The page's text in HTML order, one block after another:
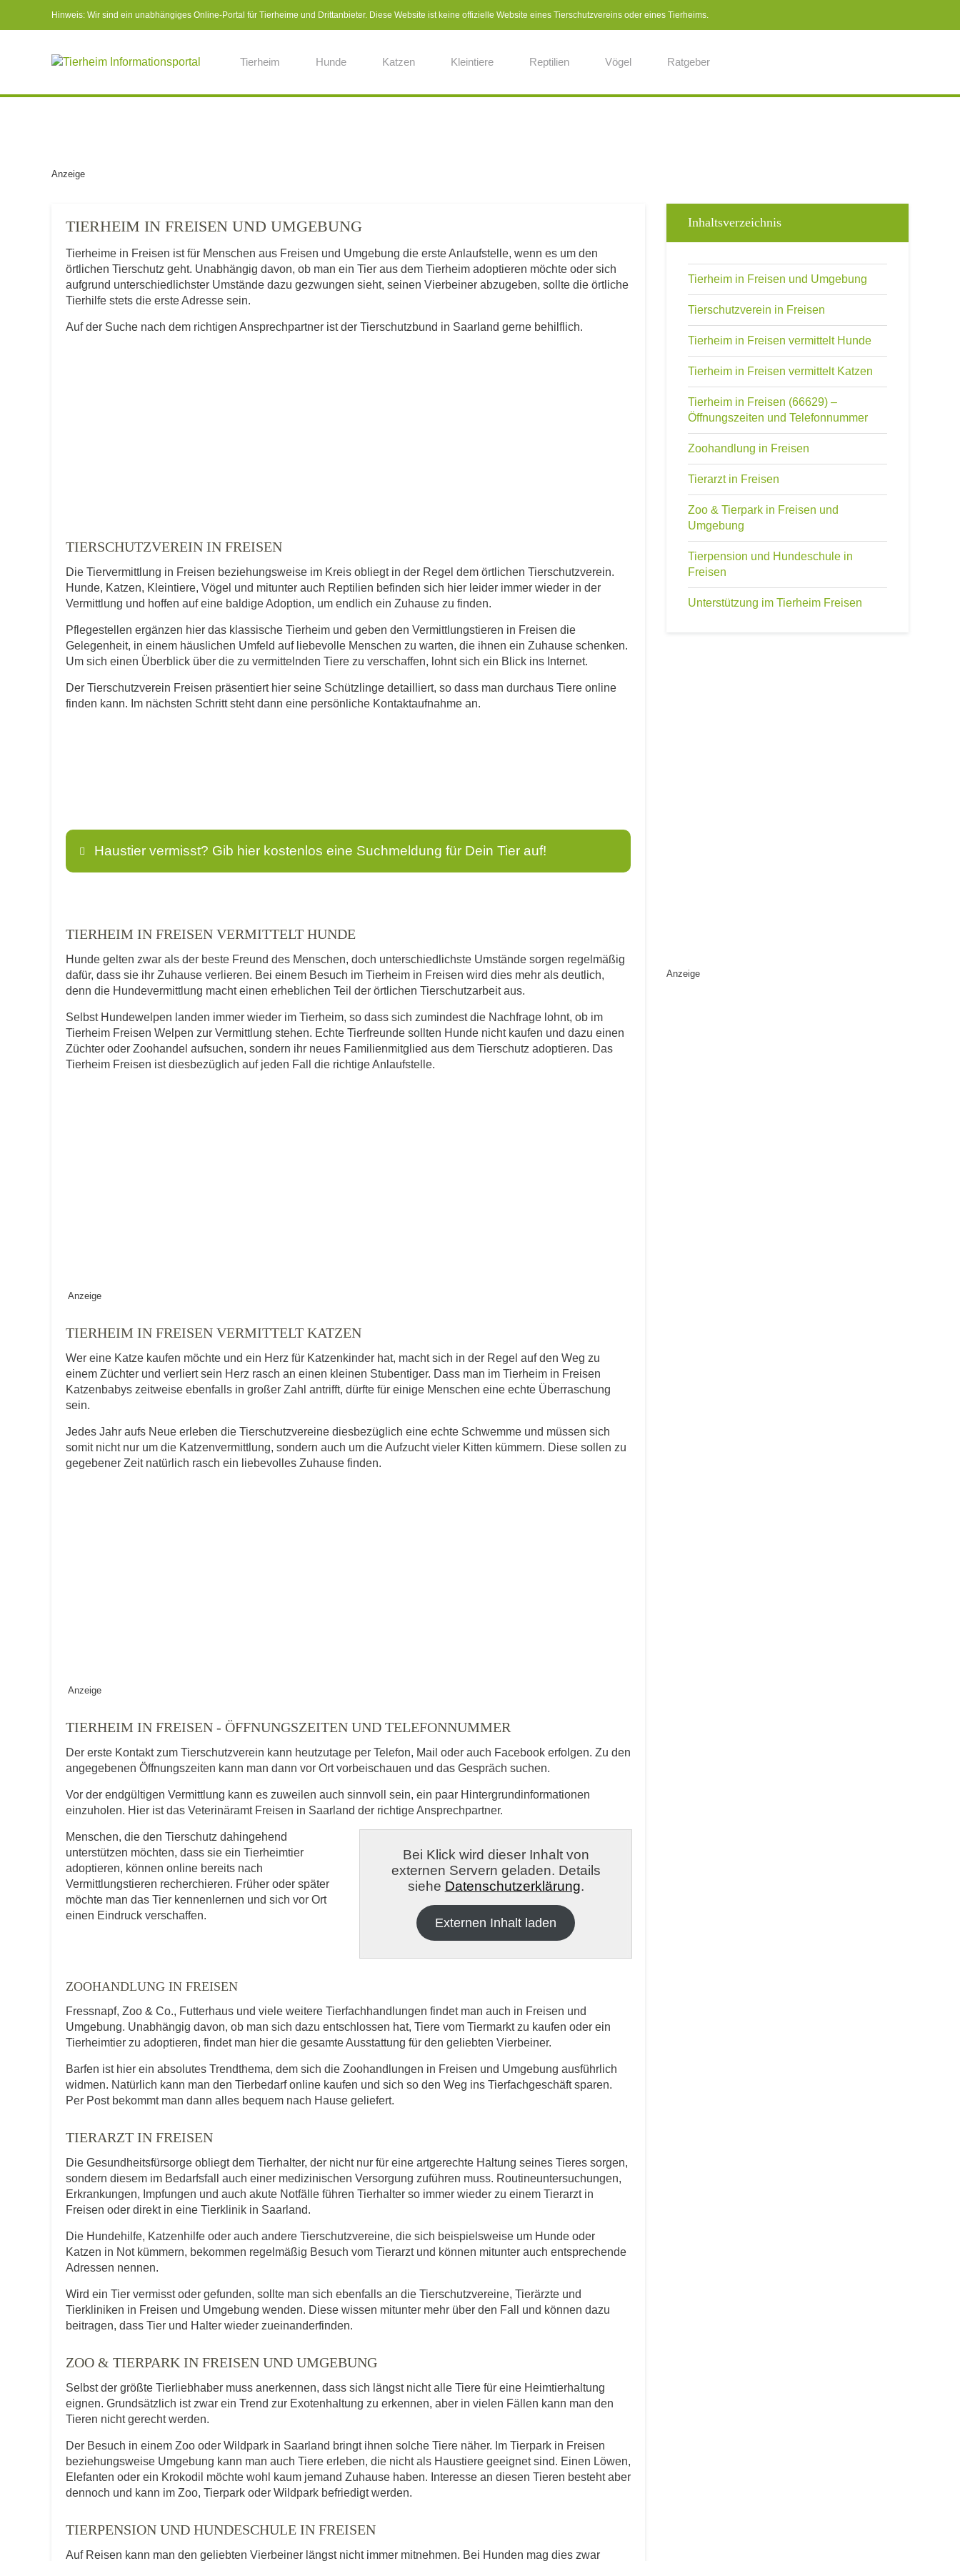
Hinweis: Wir sind ein unabhängiges Online-Portal für Tierheime und Drittanbieter. Diese Website ist keine offizielle Website eines Tierschutzvereins oder eines Tierheims.
Tierheim Hunde Katzen Kleintiere Reptilien Vögel Ratgeber
Anzeige
TIERHEIM IN FREISEN UND UMGEBUNG
Tierheime in Freisen ist für Menschen aus Freisen und Umgebung die erste Anlaufstelle, wenn es um den
örtlichen Tierschutz geht. Unabhängig davon, ob man ein Tier aus dem Tierheim adoptieren möchte oder sich
aufgrund unterschiedlichster Umstände dazu gezwungen sieht, seinen Vierbeiner abzugeben, sollte die örtliche
Tierhilfe stets die erste Adresse sein.
Auf der Suche nach dem richtigen Ansprechpartner ist der Tierschutzbund in Saarland gerne behilflich.
TIERSCHUTZVEREIN IN FREISEN
Die Tiervermittlung in Freisen beziehungsweise im Kreis obliegt in der Regel dem örtlichen Tierschutzverein.
Hunde, Katzen, Kleintiere, Vögel und mitunter auch Reptilien befinden sich hier leider immer wieder in der
Vermittlung und hoffen auf eine baldige Adoption, um endlich ein Zuhause zu finden.
Pflegestellen ergänzen hier das klassische Tierheim und geben den Vermittlungstieren in Freisen die
Gelegenheit, in einem häuslichen Umfeld auf liebevolle Menschen zu warten, die ihnen ein Zuhause schenken.
Um sich einen Überblick über die zu vermittelnden Tiere zu verschaffen, lohnt sich ein Blick ins Internet.
Der Tierschutzverein Freisen präsentiert hier seine Schützlinge detailliert, so dass man durchaus Tiere online
finden kann. Im nächsten Schritt steht dann eine persönliche Kontaktaufnahme an.
Haustier vermisst? Gib hier kostenlos eine Suchmeldung für Dein Tier auf!
E-Mail*
Alter des Tiers
Beschreibung des Tiers*
Kontaktdaten des Besitzers
Diese Daten werden zu Kontaktaufnahme veröffentlicht.
E-Mail-Adresse
Mit Absenden der Daten akzeptiere ich dieDatenschutzbedinungen..
ABSENDEN
TIERHEIM IN FREISEN VERMITTELT HUNDE
Hunde gelten zwar als der beste Freund des Menschen, doch unterschiedlichste Umstände sorgen regelmäßig
dafür, dass sie ihr Zuhause verlieren. Bei einem Besuch im Tierheim in Freisen wird dies mehr als deutlich,
denn die Hundevermittlung macht einen erheblichen Teil der örtlichen Tierschutzarbeit aus.
Selbst Hundewelpen landen immer wieder im Tierheim, so dass sich zumindest die Nachfrage lohnt, ob im
Tierheim Freisen Welpen zur Vermittlung stehen. Echte Tierfreunde sollten Hunde nicht kaufen und dazu einen
Züchter oder Zoohandel aufsuchen, sondern ihr neues Familienmitglied aus dem Tierschutz adoptieren. Das
Tierheim Freisen ist diesbezüglich auf jeden Fall die richtige Anlaufstelle.
Anzeige
TIERHEIM IN FREISEN VERMITTELT KATZEN
Wer eine Katze kaufen möchte und ein Herz für Katzenkinder hat, macht sich in der Regel auf den Weg zu
einem Züchter und verliert sein Herz rasch an einen kleinen Stubentiger. Dass man im Tierheim in Freisen
Katzenbabys zeitweise ebenfalls in großer Zahl antrifft, dürfte für einige Menschen eine echte Überraschung
sein.
Jedes Jahr aufs Neue erleben die Tierschutzvereine diesbezüglich eine echte Schwemme und müssen sich
somit nicht nur um die Katzenvermittlung, sondern auch um die Aufzucht vieler Kitten kümmern. Diese sollen zu
gegebener Zeit natürlich rasch ein liebevolles Zuhause finden.
Anzeige
TIERHEIM IN FREISEN - ÖFFNUNGSZEITEN UND TELEFONNUMMER
Der erste Kontakt zum Tierschutzverein kann heutzutage per Telefon, Mail oder auch Facebook erfolgen. Zu den
angegebenen Öffnungszeiten kann man dann vor Ort vorbeischauen und das Gespräch suchen.
Vor der endgültigen Vermittlung kann es zuweilen auch sinnvoll sein, ein paar Hintergrundinformationen
einzuholen. Hier ist das Veterinäramt Freisen in Saarland der richtige Ansprechpartner.
Menschen, die den Tierschutz dahingehend
unterstützen möchten, dass sie ein Tierheimtier
adoptieren, können online bereits nach
Vermittlungstieren recherchieren. Früher oder später
möchte man das Tier kennenlernen und sich vor Ort
einen Eindruck verschaffen.
Bei Klick wird dieser Inhalt von
externen Servern geladen. Details
siehe Datenschutzerklärung.
Externen Inhalt laden
ZOOHANDLUNG IN FREISEN
Fressnapf, Zoo & Co., Futterhaus und viele weitere Tierfachhandlungen findet man auch in Freisen und
Umgebung. Unabhängig davon, ob man sich dazu entschlossen hat, Tiere vom Tiermarkt zu kaufen oder ein
Tierheimtier zu adoptieren, findet man hier die gesamte Ausstattung für den geliebten Vierbeiner.
Barfen ist hier ein absolutes Trendthema, dem sich die Zoohandlungen in Freisen und Umgebung ausführlich
widmen. Natürlich kann man den Tierbedarf online kaufen und sich so den Weg ins Tierfachgeschäft sparen.
Per Post bekommt man dann alles bequem nach Hause geliefert.
TIERARZT IN FREISEN
Die Gesundheitsfürsorge obliegt dem Tierhalter, der nicht nur für eine artgerechte Haltung seines Tieres sorgen,
sondern diesem im Bedarfsfall auch einer medizinischen Versorgung zuführen muss. Routineuntersuchungen,
Erkrankungen, Impfungen und auch akute Notfälle führen Tierhalter so immer wieder zu einem Tierarzt in
Freisen oder direkt in eine Tierklinik in Saarland.
Die Hundehilfe, Katzenhilfe oder auch andere Tierschutzvereine, die sich beispielsweise um Hunde oder
Katzen in Not kümmern, bekommen regelmäßig Besuch vom Tierarzt und können mitunter auch entsprechende
Adressen nennen.
Wird ein Tier vermisst oder gefunden, sollte man sich ebenfalls an die Tierschutzvereine, Tierärzte und
Tierkliniken in Freisen und Umgebung wenden. Diese wissen mitunter mehr über den Fall und können dazu
beitragen, dass Tier und Halter wieder zueinanderfinden.
ZOO & TIERPARK IN FREISEN UND UMGEBUNG
Selbst der größte Tierliebhaber muss anerkennen, dass sich längst nicht alle Tiere für eine Heimtierhaltung
eignen. Grundsätzlich ist zwar ein Trend zur Exotenhaltung zu erkennen, aber in vielen Fällen kann man den
Tieren nicht gerecht werden.
Der Besuch in einem Zoo oder Wildpark in Saarland bringt ihnen solche Tiere näher. Im Tierpark in Freisen
beziehungsweise Umgebung kann man auch Tiere erleben, die nicht als Haustiere geeignet sind. Einen Löwen,
Elefanten oder ein Krokodil möchte wohl kaum jemand Zuhause haben. Interesse an diesen Tieren besteht aber
dennoch und kann im Zoo, Tierpark oder Wildpark befriedigt werden.
TIERPENSION UND HUNDESCHULE IN FREISEN
Auf Reisen kann man den geliebten Vierbeiner längst nicht immer mitnehmen. Bei Hunden mag dies zwar
Inhaltsverzeichnis
Tierheim in Freisen und Umgebung
Tierschutzverein in Freisen
Tierheim in Freisen vermittelt Hunde
Tierheim in Freisen vermittelt Katzen
Tierheim in Freisen (66629) –
Öffnungszeiten und Telefonnummer
Zoohandlung in Freisen
Tierarzt in Freisen
Zoo & Tierpark in Freisen und
Umgebung
Tierpension und Hundeschule in
Freisen
Unterstützung im Tierheim Freisen
Anzeige